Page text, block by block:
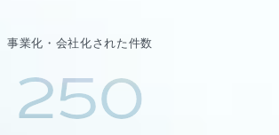
事業化・会社化された件数
250